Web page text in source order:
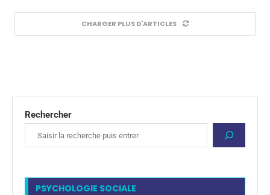
CHARGER PLUS D'ARTICLES
Rechercher
PSYCHOLOGIE SOCIALE